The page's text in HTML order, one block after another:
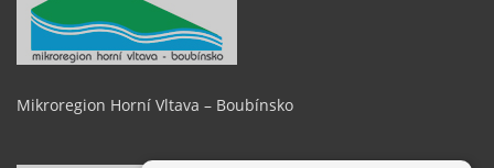
Mikroregion Horní Vltava – Boubínsko